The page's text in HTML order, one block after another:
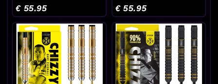
€ 55.95 € 55.95